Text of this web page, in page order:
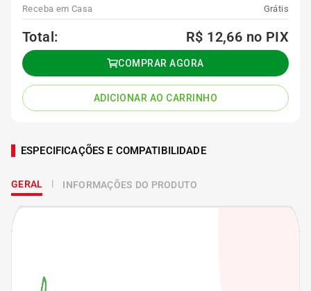
Receba em Casa
Grátis
Total: R$ 12,66 no PIX
COMPRAR AGORA
ADICIONAR AO CARRINHO
ESPECIFICAÇÕES E COMPATIBILIDADE
GERAL INFORMAÇÕES DO PRODUTO